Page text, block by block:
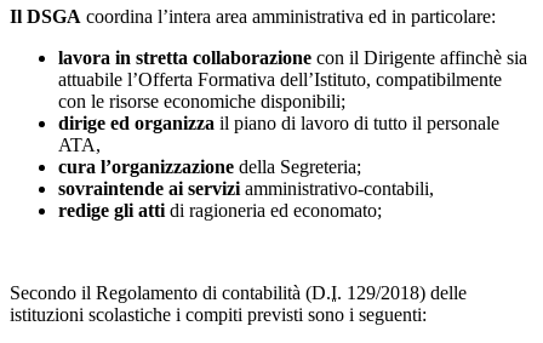
Il DSGA coordina l’intera area amministrativa ed in particolare:
lavora in stretta collaborazione con il Dirigente affinchè sia
attuabile l’Offerta Formativa dell’Istituto, compatibilmente
con le risorse economiche disponibili;
dirige ed organizza il piano di lavoro di tutto il personale
ATA,
cura l’organizzazione della Segreteria;
sovraintende ai servizi amministrativo-contabili,
redige gli atti di ragioneria ed economato;
Secondo il Regolamento di contabilità (D.I. 129/2018) delle
istituzioni scolastiche i compiti previsti sono i seguenti: